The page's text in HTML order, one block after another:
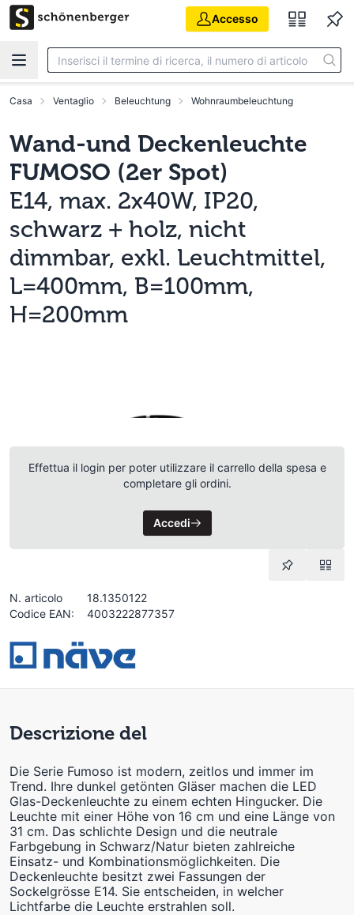
Vai al contenuto principale
Accesso
Casa Ventaglio Beleuchtung Wohnraumbeleuchtung
Wand-und Deckenleuchte
FUMOSO (2er Spot)
E14, max. 2x40W, IP20,
schwarz + holz, nicht
dimmbar, exkl. Leuchtmittel,
L=400mm, B=100mm,
H=200mm
Effettua il login per poter utilizzare il carrello della spesa e
completare gli ordini.
Accedi
N. articolo
18.1350122
Codice EAN:
4003222877357
Descrizione del
Die Serie Fumoso ist modern, zeitlos und immer im
Trend. Ihre dunkel getönten Gläser machen die LED
Glas-Deckenleuchte zu einem echten Hingucker. Die
Leuchte mit einer Höhe von 16 cm und eine Länge von
31 cm. Das schlichte Design und die neutrale
Farbgebung in Schwarz/Natur bieten zahlreiche
Einsatz- und Kombinationsmöglichkeiten. Die
Deckenleuchte besitzt zwei Fassungen der
Sockelgrösse E14. Sie entscheiden, in welcher
Lichtfarbe die Leuchte erstrahlen soll.